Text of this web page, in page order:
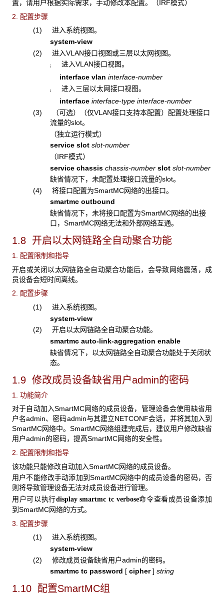
置，请用户根据实际需求，手动修改本配置。（IRF模式）
2. 配置步骤
(1) 进入系统视图。
system-view
(2) 进入VLAN接口视图或三层以太网视图。
¡
进入VLAN接口视图。
interface vlan interface-number
¡
进入三层以太网接口视图。
interface interface-type interface-number
(3)
（可选）（仅VLAN接口支持本配置）配置处理接口
流量的slot。
（独立运行模式）
service slot slot-number
（IRF模式）
service chassis chassis-number slot slot-number
缺省情况下，未配置处理接口流量的slot。
(4) 将接口配置为SmartMC网络的出接口。
smartmc outbound
缺省情况下，未将接口配置为SmartMC网络的出接
口，SmartMC网络无法和外部网络互通。
1.8 开启以太网链路全自动聚合功能
1. 配置限制和指导
开启或关闭以太网链路全自动聚合功能后，会导致网络震荡，成
员设备会短时间离线。
2. 配置步骤
(1) 进入系统视图。
system-view
(2) 开启以太网链路全自动聚合功能。
smartmc auto-link-aggregation enable
缺省情况下，以太网链路全自动聚合功能处于关闭状
态。
1.9 修改成员设备缺省用户admin的密码
1. 功能简介
对于自动加入SmartMC网络的成员设备，管理设备会使用缺省用
户名admin、密码admin与其建立NETCONF会话，并将其加入到
SmartMC网络中。SmartMC网络组建完成后，建议用户修改缺省
用户admin的密码，提高SmartMC网络的安全性。
2. 配置限制和指导
该功能只能修改自动加入SmartMC网络的成员设备。
用户不能修改手动添加到SmartMC网络中的成员设备的密码，否
则将导致管理设备无法对成员设备进行管理。
用户可以执行display smartmc tc verbose命令查看成员设备添加
到SmartMC网络的方式。
3. 配置步骤
(1) 进入系统视图。
system-view
(2) 修改成员设备缺省用户admin的密码。
smartmc tc password [ cipher ] string
1.10 配置SmartMC组